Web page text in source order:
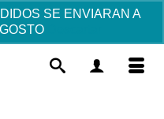
SE ENVIARAN A